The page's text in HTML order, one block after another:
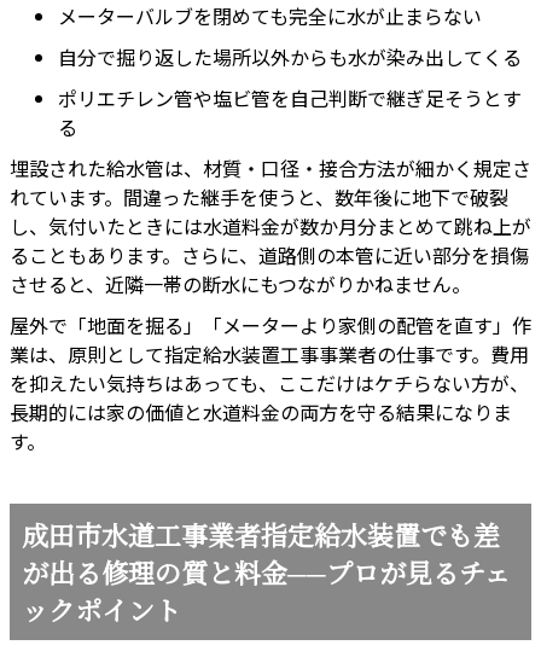
メーターバルブを閉めても完全に水が止まらない
自分で掘り返した場所以外からも水が染み出してくる
ポリエチレン管や塩ビ管を自己判断で継ぎ足そうとす
る
埋設された給水管は、材質・口径・接合方法が細かく規定さ
れています。間違った継手を使うと、数年後に地下で破裂
し、気付いたときには水道料金が数か月分まとめて跳ね上が
ることもあります。さらに、道路側の本管に近い部分を損傷
させると、近隣一帯の断水にもつながりかねません。
屋外で「地面を掘る」「メーターより家側の配管を直す」作
業は、原則として指定給水装置工事事業者の仕事です。費用
を抑えたい気持ちはあっても、ここだけはケチらない方が、
長期的には家の価値と水道料金の両方を守る結果になりま
す。
成田市水道工事業者指定給水装置でも差
が出る修理の質と料金──プロが見るチェ
ックポイント